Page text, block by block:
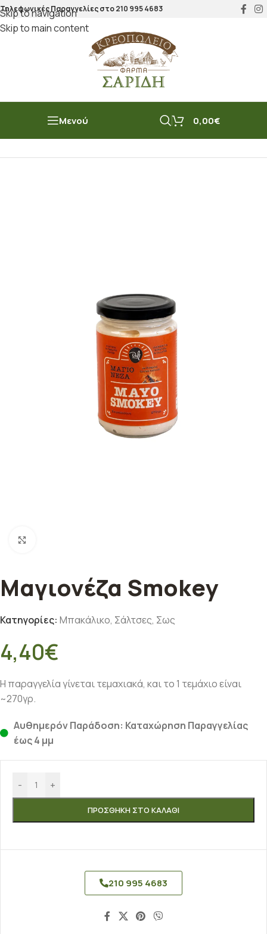
Skip to navigation
Skip to main content
Τηλεφωνικές Παραγγελίες στο210 995 4683
Μενού 0,00€
Μαγιονέζα Smokey
Κατηγορίες: Μπακάλικο, Σάλτσες, Σως
4,40€
Η παραγγελία γίνεται τεμαχιακά, και το 1 τεμάχιο είναι
~270γρ.
Αυθημερόν Παράδοση: Καταχώρηση Παραγγελίας
έως 4 μμ
- +
ΠΡΟΣΘΉΚΗ ΣΤΟ ΚΑΛΆΘΙ
210 995 4683